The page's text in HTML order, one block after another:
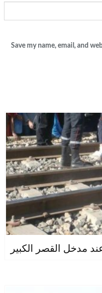
Save my name, email, and
مدخل القصر الكبير